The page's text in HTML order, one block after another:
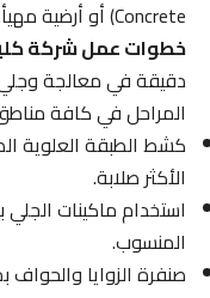
Concrete) أو أرضية مهيأة لعزل الإيبوكسي.
خطوات عمل شركة
دقيقة في معالجة وجلي
المراحل في كافة مناطق
كشط الطبقة العلوية
الأكثر صلابة.
استخدام ماكينات الجلي
المنسوب.
صنفرة الزوايا والحواف